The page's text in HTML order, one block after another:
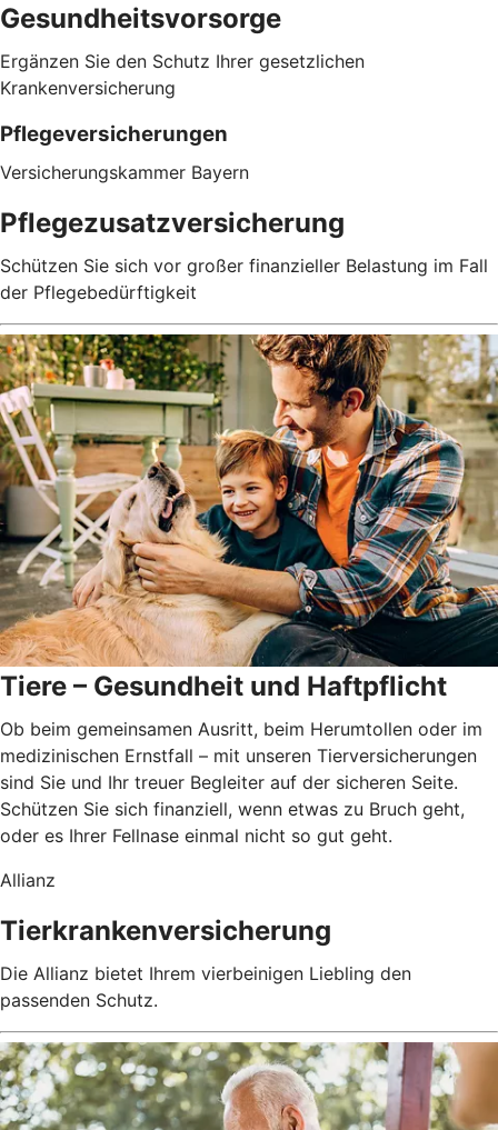
Gesundheitsvorsorge
Ergänzen Sie den Schutz Ihrer gesetzlichen
Krankenversicherung
Pflegeversicherungen
Versicherungskammer Bayern
Pflegezusatz­versicherung
Schützen Sie sich vor großer finanzieller Belastung im Fall
der Pflegebedürftigkeit
Tiere – Gesundheit und Haftpflicht
Ob beim gemeinsamen Ausritt, beim Herumtollen oder im
medizinischen Ernstfall – mit unseren Tierversicherungen
sind Sie und Ihr treuer Begleiter auf der sicheren Seite.
Schützen Sie sich finanziell, wenn etwas zu Bruch geht,
oder es Ihrer Fellnase einmal nicht so gut geht.
Allianz
Tierkrankenversicherung
Die Allianz bietet Ihrem vierbeinigen Liebling den
passenden Schutz.